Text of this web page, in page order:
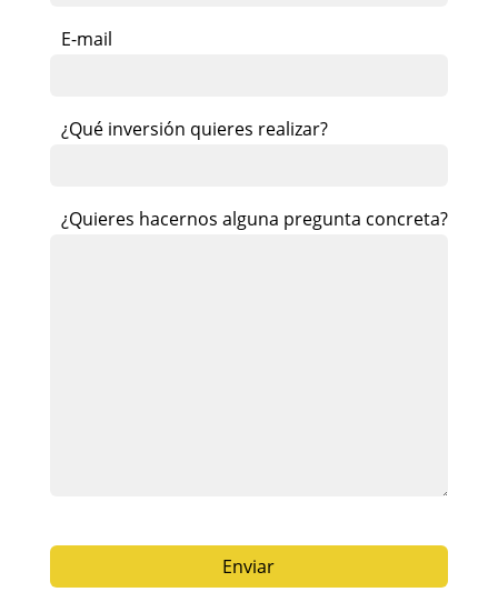
E-mail
¿Qué inversión quieres realizar?
¿Quieres hacernos alguna pregunta concreta?